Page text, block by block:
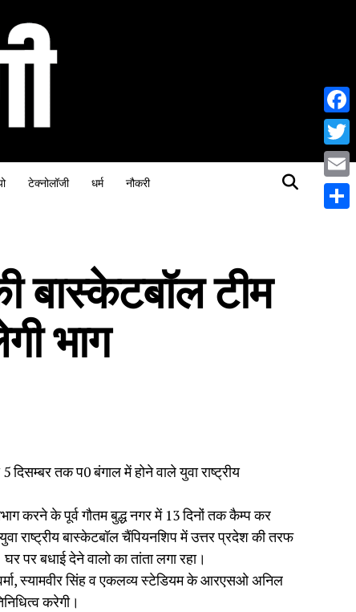
टेक्नोलॉजी धर्म नौकरी
बास्केटबॉल टीम
भाग
दिसम्बर तक प0 बंगाल में होने वाले युवा राष्ट्रीय
करने के पूर्व गौतम बुद्ध नगर में 13 दिनों तक कैम्प कर
राष्ट्रीय बास्केटबॉल चैंपियनशिप में उत्तर प्रदेश की तरफ
पर बधाई देने वालो का तांता लगा रहा।
स्यामवीर सिंह व एकलव्य स्टेडियम के आरएसओ अनिल
करेगी।
Email